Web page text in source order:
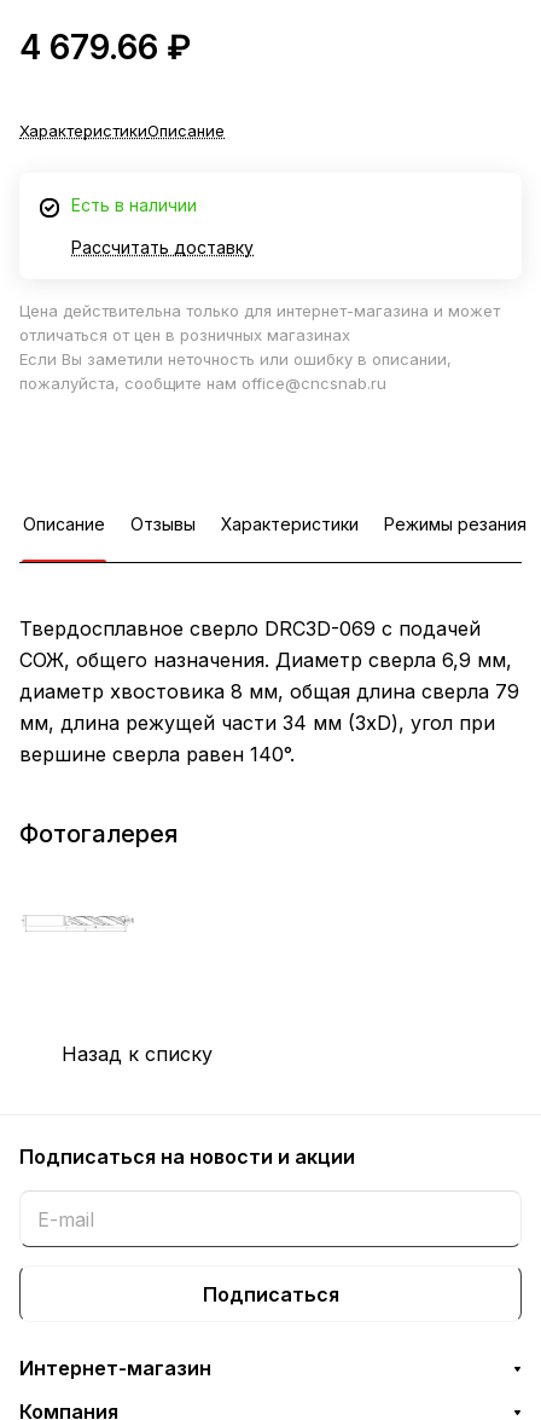
4 679.66 ₽
ХарактеристикиОписание
Есть в наличии
Рассчитать доставку
Цена действительна только для интернет-магазина и может
отличаться от цен в розничных магазинах
Если Вы заметили неточность или ошибку в описании,
пожалуйста, сообщите нам office@cncsnab.ru
Описание Отзывы Характеристики Режимы резания
Твердосплавное сверло DRC3D-069 с подачей
СОЖ, общего назначения. Диаметр сверла 6,9 мм,
диаметр хвостовика 8 мм, общая длина сверла 79
мм, длина режущей части 34 мм (3xD), угол при
вершине сверла равен 140°.
Фотогалерея
Назад к списку
Подписаться на новости и акции
Подписаться
Интернет-магазин
Компания